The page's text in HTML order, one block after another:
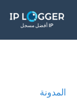
أفضل مسجل IP
المدونة